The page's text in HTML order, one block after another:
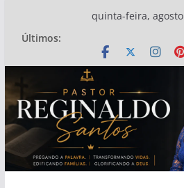
conteúdo
quinta-feira,
Últimos: